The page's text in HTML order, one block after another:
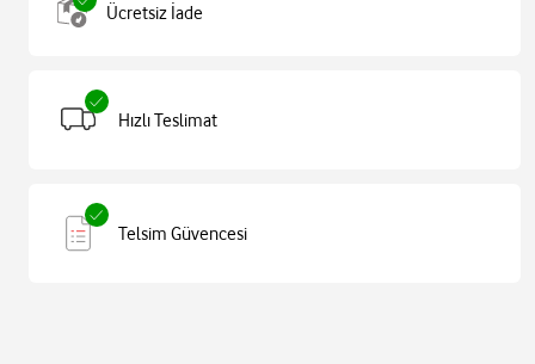
Ücretsiz İade
Hızlı Teslimat
Telsim Güvencesi